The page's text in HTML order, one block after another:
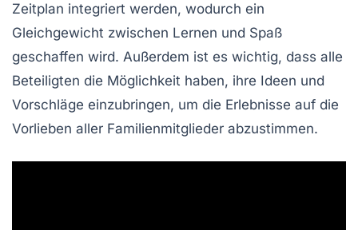
Zeitplan integriert werden, wodurch ein
Gleichgewicht zwischen Lernen und Spaß
geschaffen wird. Außerdem ist es wichtig, dass alle
Beteiligten die Möglichkeit haben, ihre Ideen und
Vorschläge einzubringen, um die Erlebnisse auf die
Vorlieben aller Familienmitglieder abzustimmen.